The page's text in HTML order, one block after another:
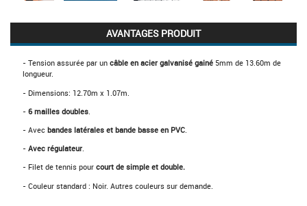
AVANTAGES PRODUIT
- Tension assurée par un câble en acier galvanisé gainé5mm de 13.60m de
longueur.
- Dimensions: 12.70m x 1.07m.
- 6 mailles doubles.
- Avec bandes latérales et bande basse en PVC.
- Avec régulateur.
- Filet de tennis pour court de simple et double.
- Couleur standard : Noir. Autres couleurs sur demande.